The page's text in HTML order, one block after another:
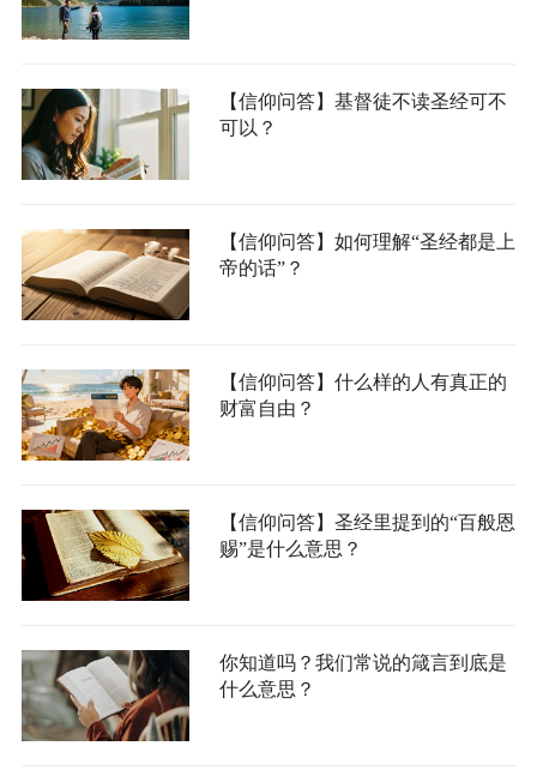
【信仰问答】基督徒不读圣经可不
可以？
【信仰问答】如何理解“圣经都是上
帝的话”？
【信仰问答】什么样的人有真正的
财富自由？
【信仰问答】圣经里提到的“百般恩
赐”是什么意思？
你知道吗？我们常说的箴言到底是
什么意思？